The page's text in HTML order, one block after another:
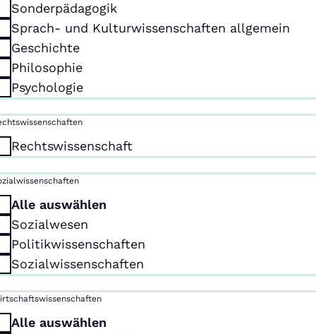
Sonderpädagogik
Sprach- und Kulturwissenschaften allgemein
Geschichte
Philosophie
Psychologie
Rechtswissenschaft
Alle auswählen
Sozialwesen
Politikwissenschaften
Sozialwissenschaften
Alle auswählen